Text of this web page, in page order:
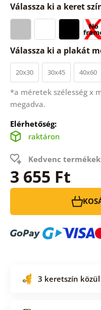
Válassza ki a keret
Válassza ki a plakát
20x30 30x45 40x60
*a méretek szélesség x
megadva.
Elérhetőség:
raktáron
Kedvenc
3 655 Ft
3 keretszín